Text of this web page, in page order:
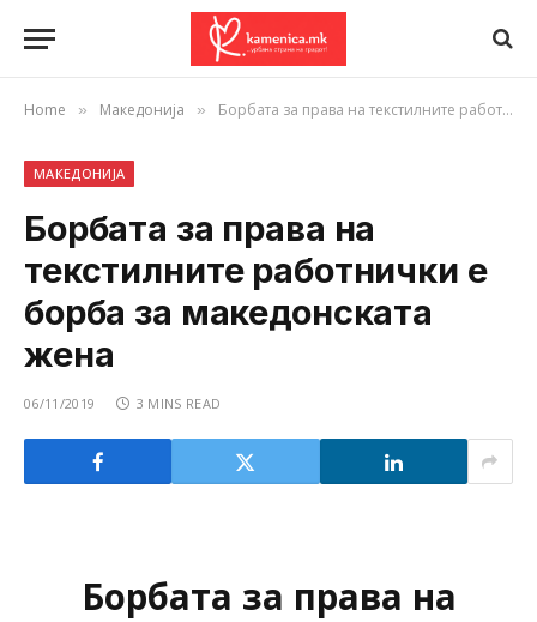
Home » Македонија » Борбата за права на текстилните работнички е борба за македонската жена
МАКЕДОНИЈА
Борбата за права на
текстилните работнички е
борба за македонската
жена
06/11/2019 3 MINS READ
Борбата за права на